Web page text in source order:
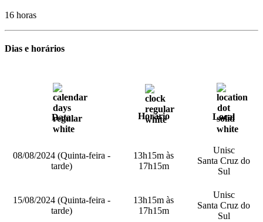
16 horas
Dias e horários
Data Horário Local
08/08/2024 (Quinta-feira -
tarde)
13h15m às
17h15m
Unisc
Santa Cruz do
Sul
15/08/2024 (Quinta-feira -
tarde)
13h15m às
17h15m
Unisc
Santa Cruz do
Sul